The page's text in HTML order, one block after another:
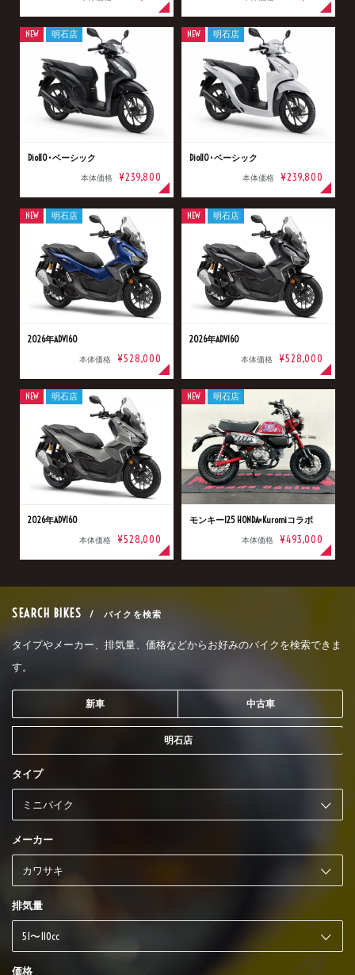
Dio110･ベーシック
本体価格 ¥239,800
NEW 明石店
Dio110･ベーシック
本体価格 ¥239,800
NEW 明石店
2026年ADV160
本体価格 ¥528,000
NEW 明石店
2026年ADV160
本体価格 ¥528,000
NEW 明石店
2026年ADV160
本体価格 ¥528,000
NEW 明石店
モンキー125 HONDA×Kuromiコラボ
本体価格 ¥493,000
NEW 明石店
SEARCH BIKES / バイクを検索
タイプやメーカー、排気量、価格などからお好みのバイクを検索できま
す。
新車 中古車
明石店
タイプ
メーカー
排気量
価格